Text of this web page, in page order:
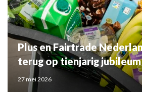
Plus en Fairtrade
terug op tienjarig jubileum
27 mei 2026